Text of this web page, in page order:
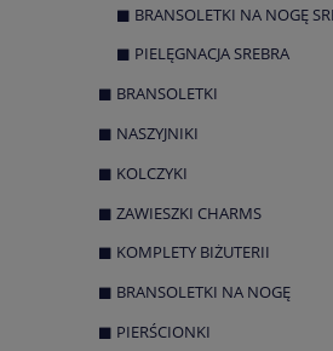
BRANSOLETKI NA NOGĘ
PIELĘGNACJA SREBRA
BRANSOLETKI
NASZYJNIKI
KOLCZYKI
ZAWIESZKI CHARMS
KOMPLETY BIŻUTERII
BRANSOLETKI NA NOGĘ
PIERŚCIONKI